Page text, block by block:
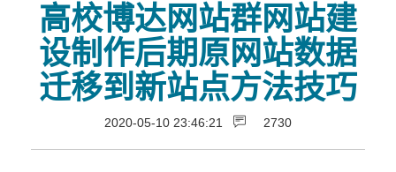
高校博达网站群网站建
设制作后期原网站数据
迁移到新站点方法技巧
2020-05-10 23:46:21 2730